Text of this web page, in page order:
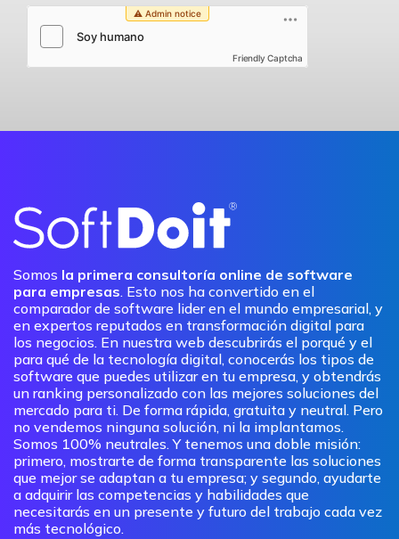
Friendly Captcha
Somos la primera consultoría online de software
para empresas. Esto nos ha convertido en el
comparador de software lider en el mundo empresarial, y
en expertos reputados en transformación digital para
los negocios. En nuestra web descubrirás el porqué y el
para qué de la tecnología digital, conocerás los tipos de
software que puedes utilizar en tu empresa, y obtendrás
un ranking personalizado con las mejores soluciones del
mercado para ti. De forma rápida, gratuita y neutral. Pero
no vendemos ninguna solución, ni la implantamos.
Somos 100% neutrales. Y tenemos una doble misión:
primero, mostrarte de forma transparente las soluciones
que mejor se adaptan a tu empresa; y segundo, ayudarte
a adquirir las competencias y habilidades que
necesitarás en un presente y futuro del trabajo cada vez
más tecnológico.